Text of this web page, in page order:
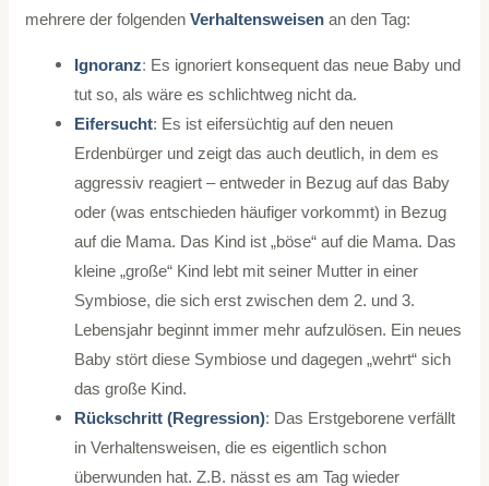
mehrere der folgendenVerhaltensweisenan den Tag:
Ignoranz: Es ignoriert konsequent das neue Baby und
tut so, als wäre es schlichtweg nicht da.
Eifersucht: Es ist eifersüchtig auf den neuen
Erdenbürger und zeigt das auch deutlich, in dem es
aggressiv reagiert – entweder in Bezug auf das Baby
oder (was entschieden häufiger vorkommt) in Bezug
auf die Mama. Das Kind ist „böse“ auf die Mama. Das
kleine „große“ Kind lebt mit seiner Mutter in einer
Symbiose, die sich erst zwischen dem 2. und 3.
Lebensjahr beginnt immer mehr aufzulösen. Ein neues
Baby stört diese Symbiose und dagegen „wehrt“ sich
das große Kind.
Rückschritt (Regression): Das Erstgeborene verfällt
in Verhaltensweisen, die es eigentlich schon
überwunden hat. Z.B. nässt es am Tag wieder